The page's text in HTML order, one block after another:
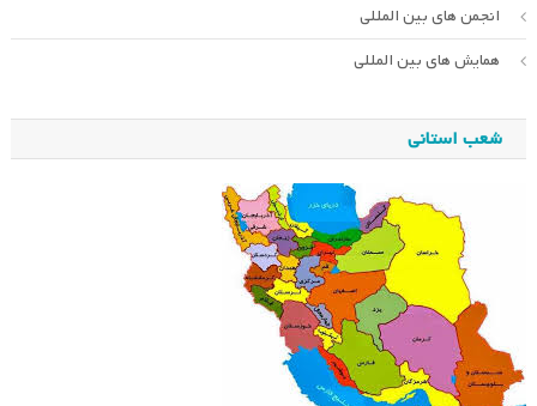
انجمن های بین المللی
همایش های بین المللی
شعب استانی